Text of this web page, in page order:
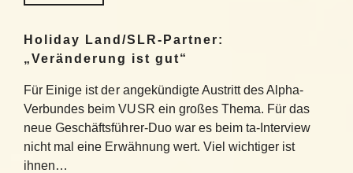
Holiday Land/SLR-Partner:
„Veränderung ist gut“
Für Einige ist der angekündigte Austritt des Alpha-
Verbundes beim VUSR ein großes Thema. Für das
neue Geschäftsführer-Duo war es beim ta-Interview
nicht mal eine Erwähnung wert. Viel wichtiger ist
ihnen…